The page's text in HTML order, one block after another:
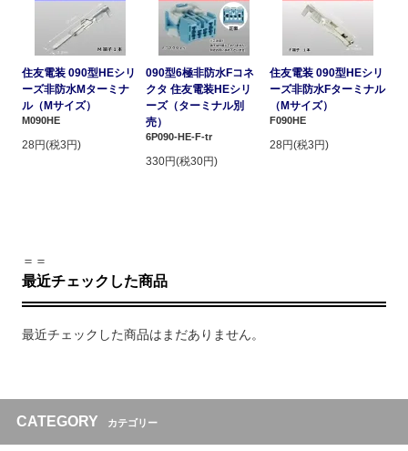
住友電装 090型HEシリ
ーズ非防水Mターミナ
ル（Mサイズ）
M090HE
28円(税3円)
090型6極非防水Fコネ
クタ 住友電装HEシリ
ーズ（ターミナル別
売）
6P090-HE-F-tr
330円(税30円)
住友電装 090型HEシリ
ーズ非防水Fターミナル
（Mサイズ）
F090HE
28円(税3円)
＝＝
最近チェックした商品
最近チェックした商品はまだありません。
CATEGORY カテゴリー